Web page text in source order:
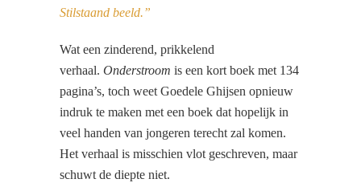
Stilstaand beeld.”
Wat een zinderend, prikkelend
verhaal. Onderstroom is een kort boek met 134
pagina’s, toch weet Goedele Ghijsen opnieuw
indruk te maken met een boek dat hopelijk in
veel handen van jongeren terecht zal komen.
Het verhaal is misschien vlot geschreven, maar
schuwt de diepte niet.